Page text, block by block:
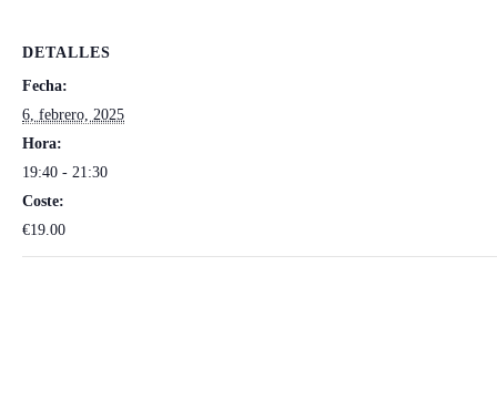
DETALLES
Fecha:
6, febrero, 2025
Hora:
19:40 - 21:30
Coste:
€19.00